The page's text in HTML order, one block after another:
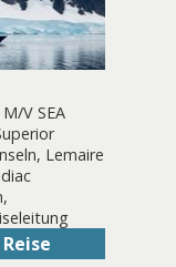
V SEA
Lemaire